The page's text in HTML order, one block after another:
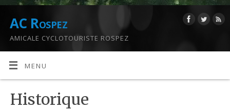
AC Rospez
AMICALE CYCLOTOURISTE ROSPEZ
MENU
Historique